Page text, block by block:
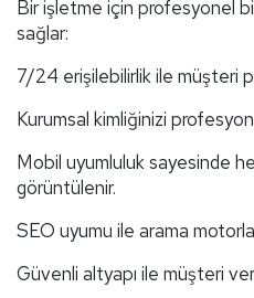
Bir işletme için profesyonel
sağlar:
7/24 erişilebilirlik ile müşteri
Kurumsal kimliğinizi
Mobil uyumluluk sayesinde
görüntülenir.
SEO uyumu ile arama
Güvenli altyapı ile müşteri